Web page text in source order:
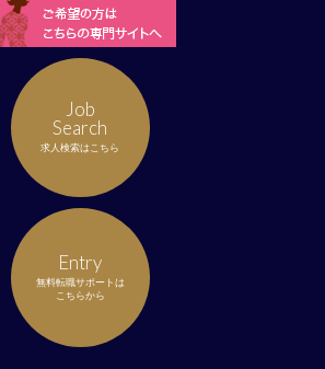
Job
Search
求人検索はこちら
Entry
無料転職サポートは
こちらから